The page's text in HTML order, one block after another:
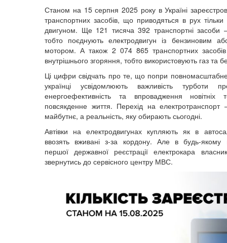
Станом на 15 серпня 2025 року в Україні
транспортних засобів, що приводяться в рух
двигуном. Ще 121 тисяча 392 транспортні засоби
тобто поєднують електродвигун із бензиновим
мотором. А також 2 074 865 транспортних
внутрішнього згоряння, тобто використовують газ та
Ці цифри свідчать про те, що попри
українці усвідомлюють важливість турботи
енергоефективність та впровадження новітніх
повсякденне життя. Перехід на
майбутнє, а реальність, яку обирають сьогодні.
Автівки на електродвигунах купляють як в
ввозять вживані з-за кордону. Але в будь-якому
першої державної реєстрації електрокара
звернутись до сервісного центру МВС.